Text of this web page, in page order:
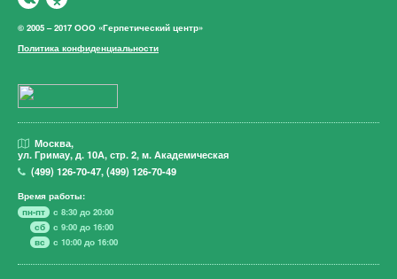
© 2005 – 2017 ООО «Герпетический центр»
Политика конфиденциальности
Москва,
ул. Гримау, д. 10А, стр. 2, м. Академическая
(499)126-70-47,(499)126-70-49
Время работы:
пн-пт
с 8:30 до 20:00
сб
с 9:00 до 16:00
вс
с 10:00 до 16:00